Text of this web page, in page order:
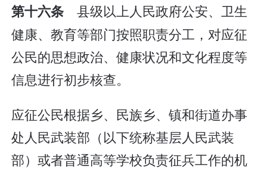
第十六条 县级以上人民政府公安、卫生
健康、教育等部门按照职责分工，对应征
公民的思想政治、健康状况和文化程度等
信息进行初步核查。
应征公民根据乡、民族乡、镇和街道办事
处人民武装部（以下统称基层人民武装
部）或者普通高等学校负责征兵工作的机